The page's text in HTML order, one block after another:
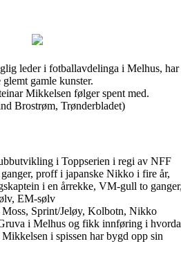
leder i fotballavdelinga i Melhus, har
gamle kunster.
Mikkelsen følger spent med.
Brostrøm, Trønderbladet)
i Toppserien i regi av NFF
proff i japanske Nikko i fire år,
i en årrekke, VM-gull to
EM-sølv
Sprint/Jeløy, Kolbotn, Nikko
i Melhus og fikk innføring i
i spissen har bygd opp sin